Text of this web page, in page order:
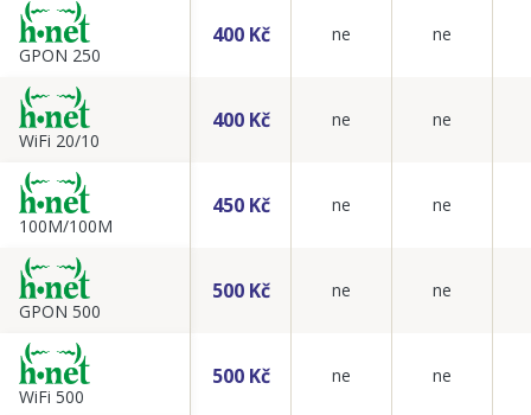
GPON 250
400 Kč ne ne
WiFi 20/10
400 Kč ne ne
100M/100M
450 Kč ne ne
GPON 500
500 Kč ne ne
WiFi 500
500 Kč ne ne